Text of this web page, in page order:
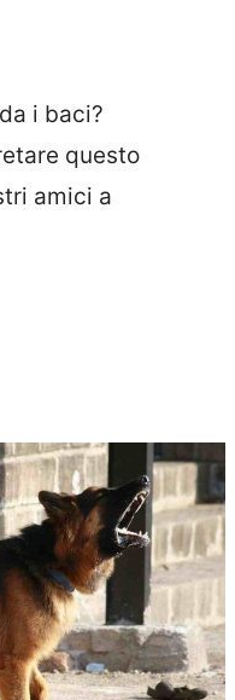
i baci?
questo
amici a